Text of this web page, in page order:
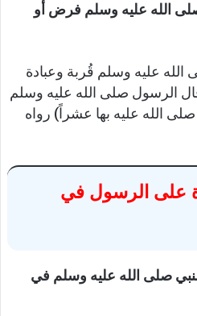
الله عليه وسلم فرض أو
الله عليه وسلم قُربة وعبادة
قال الرسول صلى الله عليه وسلم
الله عليه بها عشراً) رواه
على الرسول في
صلى الله عليه وسلم في